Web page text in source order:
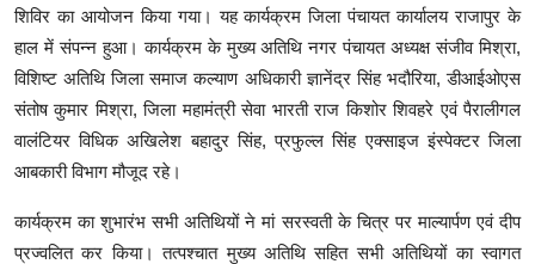
शिविर का आयोजन किया गया। यह कार्यक्रम जिला पंचायत कार्यालय राजापुर के
हाल में संपन्न हुआ। कार्यक्रम के मुख्य अतिथि नगर पंचायत अध्यक्ष संजीव मिश्रा,
विशिष्ट अतिथि जिला समाज कल्याण अधिकारी ज्ञानेंद्र सिंह भदौरिया, डीआईओएस
संतोष कुमार मिश्रा, जिला महामंत्री सेवा भारती राज किशोर शिवहरे एवं पैरालीगल
वालंटियर विधिक अखिलेश बहादुर सिंह, प्रफुल्ल सिंह एक्साइज इंस्पेक्टर जिला
आबकारी विभाग मौजूद रहे।
कार्यक्रम का शुभारंभ सभी अतिथियों ने मां सरस्वती के चित्र पर माल्यार्पण एवं दीप
प्रज्वलित कर किया। तत्पश्चात मुख्य अतिथि सहित सभी अतिथियों का स्वागत